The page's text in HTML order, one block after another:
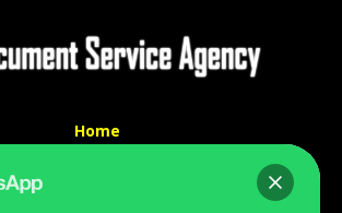
Home